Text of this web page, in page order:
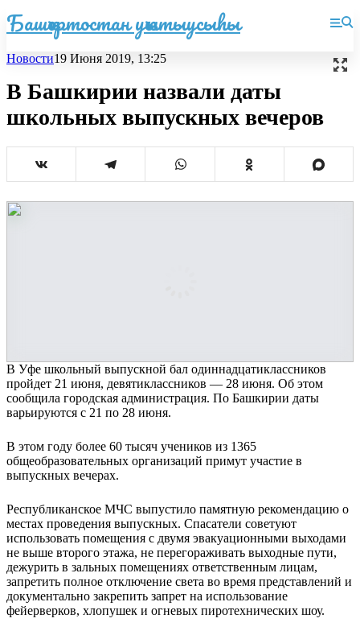
Башҡортостан уҡытыусыһы
Новости19 Июня 2019, 13:25
В Башкирии назвали даты
школьных выпускных вечеров
В Уфе школьный выпускной бал одиннадцатиклассников
пройдет 21 июня, девятиклассников — 28 июня. Об этом
сообщила городская администрация. По Башкирии даты
варьируются с 21 по 28 июня.
В этом году более 60 тысяч учеников из 1365
общеобразовательных организаций примут участие в
выпускных вечерах.
Республиканское МЧС выпустило памятную рекомендацию о
местах проведения выпускных. Спасатели советуют
использовать помещения с двумя эвакуационными выходами
не выше второго этажа, не перегораживать выходные пути,
дежурить в зальных помещениях ответственным лицам,
запретить полное отключение света во время представлений и
документально закрепить запрет на использование
фейерверков, хлопушек и огневых пиротехнических шоу.